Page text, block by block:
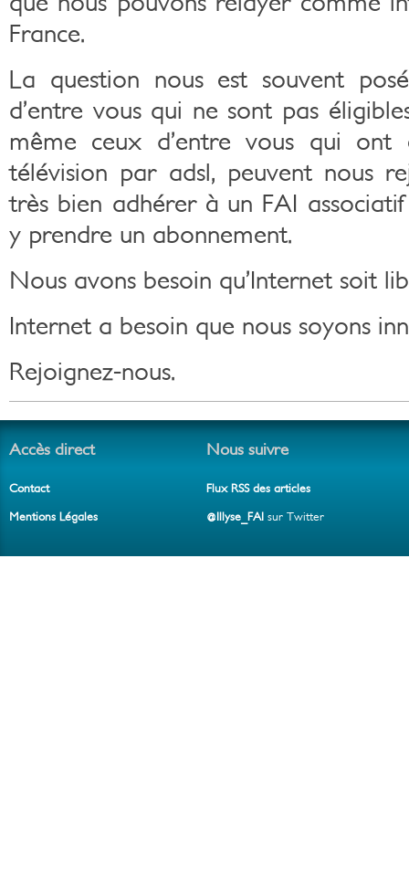
France.
La question nous est souvent
d’entre vous qui ne sont pas
même ceux d’entre vous qui
télévision par adsl, peuvent nous
très bien adhérer à un FAI
y prendre un abonnement.
Nous avons besoin qu’Internet soit
Internet a besoin que nous soyons
Rejoignez-nous.
Accès direct
Contact
Mentions Légales
Nous suivre
Flux RSS des articles
@Illyse_FAI sur Twitter